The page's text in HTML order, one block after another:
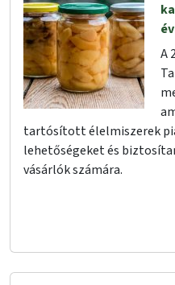
A
tartósított élelmiszerek
lehetőségeket és
vásárlók számára.